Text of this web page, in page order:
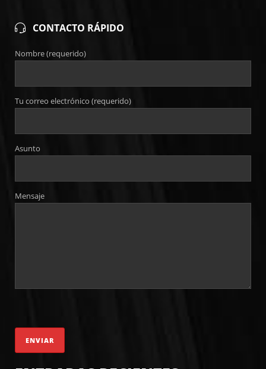
CONTACTO RÁPIDO
Nombre (requerido)
Tu correo electrónico (requerido)
Asunto
Mensaje